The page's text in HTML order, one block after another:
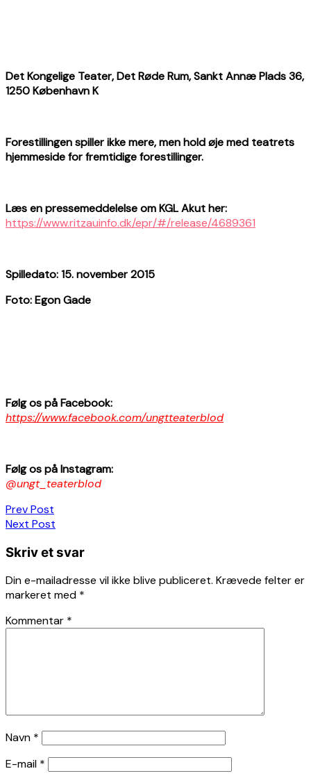
Det Kongelige Teater, Det Røde Rum, Sankt Annæ Plads 36,
1250 København K
Forestillingen spiller ikke mere, men hold øje med teatrets
hjemmeside for fremtidige forestillinger.
Læs en pressemeddelelse om KGL Akut her:
https://www.ritzauinfo.dk/epr/#/release/4689361
Spilledato: 15. november 2015
Foto: Egon Gade
Følg os på Facebook:
https://www.facebook.com/ungtteaterblod
Følg os på Instagram:
@ungt_teaterblod
Indlægsnavigation
Prev Post
Next Post
Skriv et svar
Din e-mailadresse vil ikke blive publiceret. Krævede felter er
markeret med *
Kommentar *
Navn *
E-mail *